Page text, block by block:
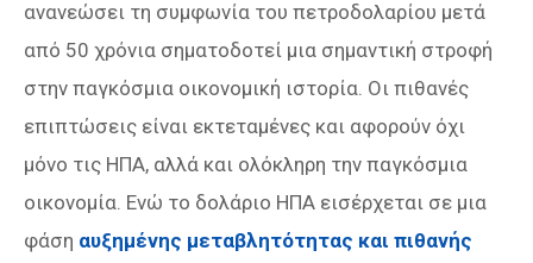
ανανεώσει τη συμφωνία του πετροδολαρίου μετά
από 50 χρόνια σηματοδοτεί μια σημαντική στροφή
στην παγκόσμια οικονομική ιστορία. Οι πιθανές
επιπτώσεις είναι εκτεταμένες και αφορούν όχι
μόνο τις ΗΠΑ, αλλά και ολόκληρη την παγκόσμια
οικονομία. Ενώ το δολάριο ΗΠΑ εισέρχεται σε μια
φάση αυξημένης μεταβλητότητας και πιθανής